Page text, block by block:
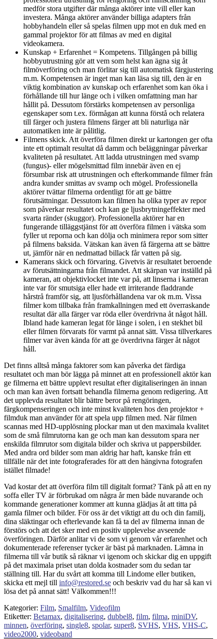
medför stora utgifter där många aktörer inte vill eller kan
investera. Många aktörer använder billiga adapters från
hobbyhandeln eller så spelas filmen upp mot en duk med en
gammal projektor för att filmas av med en digital
videokamera.
Kunskap + Erfarenhet = Kompetens. Tillgången på billig
hobbyutrustning gör att vem som helst kan ägna sig åt
filmöverföring och man förlitar sig till automatisk färgjustering
m.m. Kompetensen är inget man kan läsa sig till, den är en
viktig kombination av kunskap och erfarenhet som kan öka i
förhållande till hur länge och i vilken omfattning man har
hållit på. Dessutom förstärks kompetensen av personliga
egenskaper som t.ex. förmågan att kunna förstå och relatera
till färger och justera filmens färger att bli naturliga när
automatiken inte är pålitlig.
Filmens skick. Att överföra filmen direkt ur kartongen ger ofta
inte ett optimalt resultat då damm och beläggningar påverkar
kvaliteten på resultatet. Att ladda utrustningen med svamp
(fungus)- eller mögelsmittad film innebär även en ej
försumbar risk att utrustningen och efterkommande filmer från
andra kunder smittas av svamp och mögel. Professionella
aktörer tvättar filmerna ordentligt för att ge bättre
förutsättningar. Dessutom kan filmen ha olika typer av repor
som påverkar resultatet och kan ge ljusbrytningeffekter med
svarta ränder (skuggor). Professionella aktörer har en
fungerande tilläggstjänst för att överföra filmen i vätska som
fyller ut reporna och kan dölja och minimera repor som sitter
på filmens baksida. Vätskan kan även få färgerna att se bättre
ut, jämför när en nedmattad billack får vatten på sig.
Kamerans skick och förvaring. Givetvis är resultatet beroende
av förutsättningarna från filmandet. Att skärpan var inställd på
kameran, att objektivlocket inte var på, att linserna i kameran
inte var för smutsiga eller hade ett irriterande fladdrande
hårstrå framför sig, att ljusförhållandena var ok m.m. Vissa
filmer kom tillbaka från framkallningen med ett överraskande
resultat där alla färger var röda eller överdrivna åt något håll.
Ibland hade kameran legat för länge i solen, i en stekhet bil
eller filmen förvarats för varmt på annat sätt. Vissa tillverkares
filmer var även kända för att ge överdrivna färger åt något
håll.
Det finns alltså många faktorer som kan påverka det färdiga
resultatet och man bör lägga på minnet att en professionell aktör kan
ge filmerna ett bättre upplevt resultat efter digitaliseringen än innan
och man kan även fortsatt behandla filmerna genom redigering. Att
det upplevda resultatet blir bättre beror på rengöringen,
färgkompenseringen och inte minst kvaliteten hos den projektor +
filmduk man använder för att spela upp filmen med. När filmen
scannas med HD-upplösning plockar man ut den maximala kvalitet
som de små filmrutorna kan ge och man kan dessutom spara ner
enskilda filmrutor som digitala bilder och skriva ut pappersbilder.
Med andra ord bilder som man aldrig har haft, kanske från ett
tillfälle när det inte fotograferades för att den hängivna fotografen
istället filmade!
Vad kostar det att överföra film till digitalt format? Tänk på att en ny
soffa eller TV är förbrukad om några år men både nuvarande och
kommande generationer kommer att kunna glädjas åt att titta på
gamla filmer och bilder. För oss är det viktigt att du och din familj,
dina släktingar och efterlevande kan få ta del av filmerna innan de
förstörs och att det sker med en positiv upplevelse avseende
överföringen. Därför anlitar vi de som vi genom vår erfarenhet och
dokumenterade referenser tycker är bäst på marknaden. Lämna in
filmerna till vår butik så räknar vi igenom och skickar dig en uppgift
på det maximala priset utan dolda kostnader som du sedan tar
ställning till. Har du svårt att komma till Lindome eller butiken,
skicka ett mejl till info@restored.se och beskriv vad du har så kan vi
lösa det på annat sätt! Välkommen!!!
Kategorier: Film, Smalfilm, Videofilm
Etiketter: Betamax, digitalisering, dubbel8, film, filma, miniDV,
minnen, överföring, single8, spolar, super8, SVHS, VHS, VHS-C,
video2000, videoband